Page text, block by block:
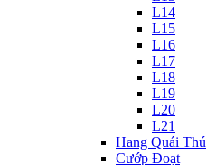
L14
L15
L16
L17
L18
L19
L20
L21
Hang Quái Thú
Cướp Đoạt